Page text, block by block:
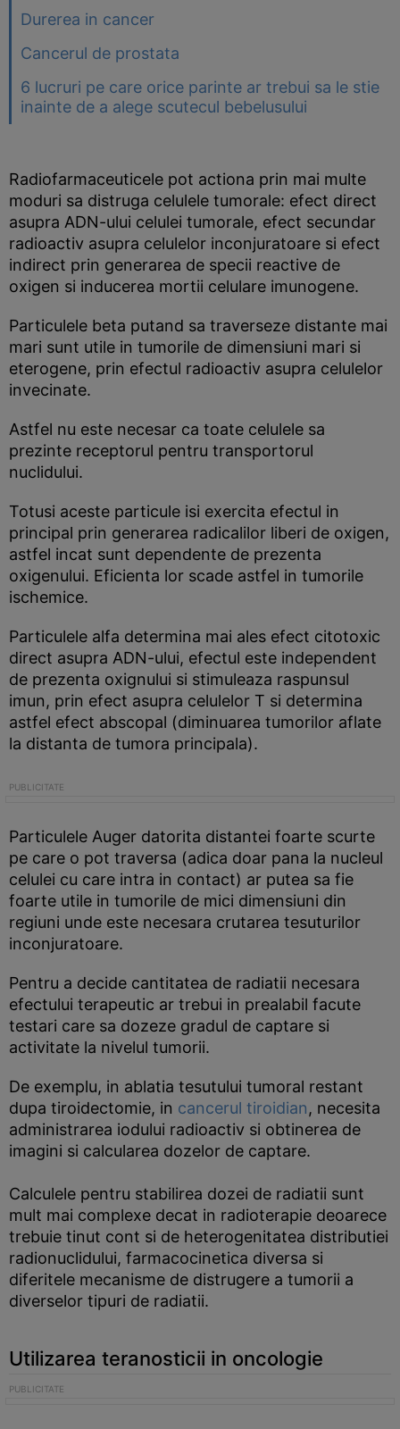
Durerea in cancer
Cancerul de prostata
6 lucruri pe care orice parinte ar trebui sa le stie
inainte de a alege scutecul bebelusului
Radiofarmaceuticele pot actiona prin mai multe
moduri sa distruga celulele tumorale: efect direct
asupra ADN-ului celulei tumorale, efect secundar
radioactiv asupra celulelor inconjuratoare si efect
indirect prin generarea de specii reactive de
oxigen si inducerea mortii celulare imunogene.
Particulele beta putand sa traverseze distante mai
mari sunt utile in tumorile de dimensiuni mari si
eterogene, prin efectul radioactiv asupra celulelor
invecinate.
Astfel nu este necesar ca toate celulele sa
prezinte receptorul pentru transportorul
nuclidului.
Totusi aceste particule isi exercita efectul in
principal prin generarea radicalilor liberi de oxigen,
astfel incat sunt dependente de prezenta
oxigenului. Eficienta lor scade astfel in tumorile
ischemice.
Particulele alfa determina mai ales efect citotoxic
direct asupra ADN-ului, efectul este independent
de prezenta oxignului si stimuleaza raspunsul
imun, prin efect asupra celulelor T si determina
astfel efect abscopal (diminuarea tumorilor aflate
la distanta de tumora principala).
Particulele Auger datorita distantei foarte scurte
pe care o pot traversa (adica doar pana la nucleul
celulei cu care intra in contact) ar putea sa fie
foarte utile in tumorile de mici dimensiuni din
regiuni unde este necesara crutarea tesuturilor
inconjuratoare.
Pentru a decide cantitatea de radiatii necesara
efectului terapeutic ar trebui in prealabil facute
testari care sa dozeze gradul de captare si
activitate la nivelul tumorii.
De exemplu, in ablatia tesutului tumoral restant
dupa tiroidectomie, in cancerul tiroidian, necesita
administrarea iodului radioactiv si obtinerea de
imagini si calcularea dozelor de captare.
Calculele pentru stabilirea dozei de radiatii sunt
mult mai complexe decat in radioterapie deoarece
trebuie tinut cont si de heterogenitatea distributiei
radionuclidului, farmacocinetica diversa si
diferitele mecanisme de distrugere a tumorii a
diverselor tipuri de radiatii.
Utilizarea teranosticii in oncologie